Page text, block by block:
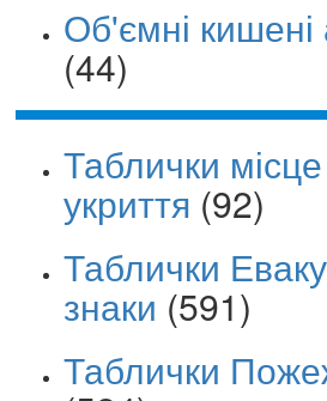
Об'ємні
(44)
Таблички
укриття (92)
Таблички
знаки (591)
Таблички